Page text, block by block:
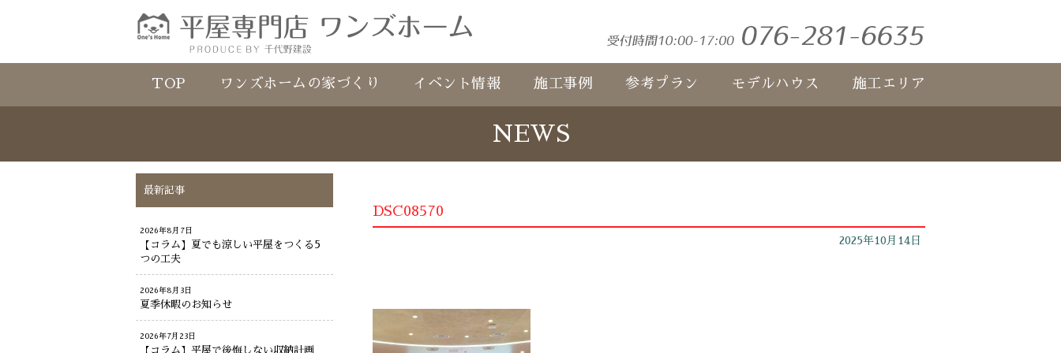
TOP ワンズホームの家づくり イベント情報 施工事例 参考プラン モデルハウス 施工エリア
NEWS
DSC08570
2025年10月14日
最新記事
2026年8月7日
【コラム】夏でも涼しい平屋をつくる5
つの工夫
2026年8月3日
夏季休暇のお知らせ
2026年7月23日
【コラム】平屋で後悔しない収納計画